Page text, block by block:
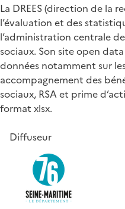
La DREES (direction de la
l’évaluation et des
l’administration centrale
sociaux. Son site open
données notamment sur
accompagnement des
sociaux, RSA et prime
format xlsx.
Diffuseur